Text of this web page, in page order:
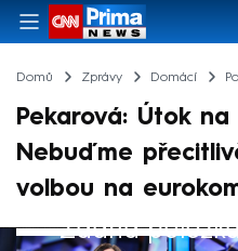
Domů Zprávy Domácí
Pekarová: Útok na
Nebuďme
volbou na
Žádná